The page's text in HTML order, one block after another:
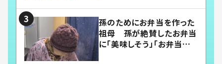
孫のためにお弁当を作った
祖母 孫が絶賛したお弁当
に「美味しそう」「お弁当すご